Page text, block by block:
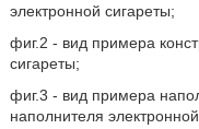
электронной сигареты;
фиг.2 - вид примера
сигареты;
фиг.3 - вид примера
наполнителя